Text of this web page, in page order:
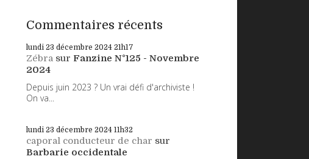
Commentaires récents
lundi 23 décembre 2024 21h17
Zébra sur Fanzine N°125 - Novembre
2024
Depuis juin 2023 ? Un vrai défi d'archiviste !
On va...
lundi 23 décembre 2024 11h32
caporal conducteur de char sur
Barbarie occidentale